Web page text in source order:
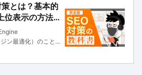
とは？基本的
位表示の方法
株式会社
スパートナー
ン最適化）のこと
る検索エンジン経